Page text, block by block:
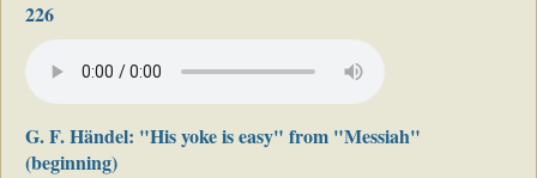
226
G. F. Händel: "His yoke is easy" from "Messiah"
(beginning)